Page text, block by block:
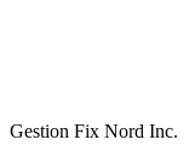
Gestion Fix Nord Inc.